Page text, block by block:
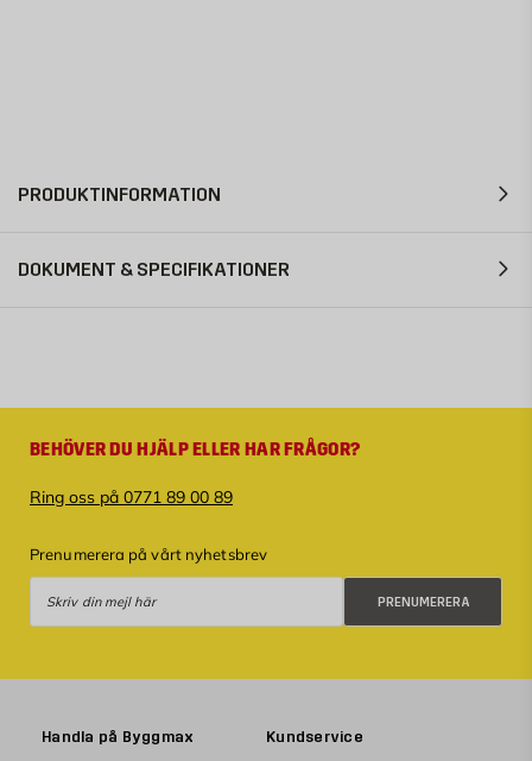
PRODUKTINFORMATION
DOKUMENT & SPECIFIKATIONER
BEHÖVER DU HJÄLP ELLER HAR FRÅGOR?
Ring oss på 0771 89 00 89
Prenumerera på vårt nyhetsbrev
PRENUMERERA
Handla på Byggmax Kundservice